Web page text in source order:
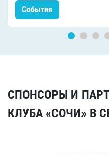
События
СПОНСОРЫ И
КЛУБА «СОЧИ» В